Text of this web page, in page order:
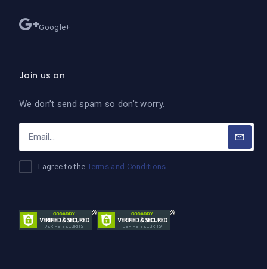
Google+
Join us on
We don’t send spam so don’t worry.
I agree to the Terms and Conditions